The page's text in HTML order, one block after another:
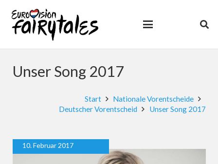
Unser Song 2017
Start
Nationale Vorentscheide
Deutscher Vorentscheid
Unser Song 2017
10. Februar 2017